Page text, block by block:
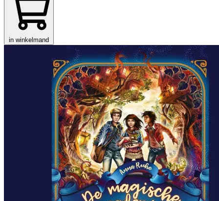
in winkelmand